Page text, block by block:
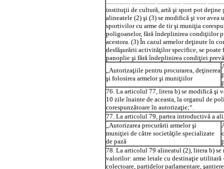
instituţii de cultură, artă şi sport pot deţine
alineatele (2) şi (3) se modifică şi vor
sportivilor cu arme de tir şi muniţia
poligoanelor, fără îndeplinirea condiţiilor
acestora. (3) În cazul armelor deţinute în
desfăşurării activităţilor specifice, se
panoplie şi fără îndeplinirea condiţiei
„Autorizaţiile pentru procurarea, deţinerea
şi folosirea armelor şi muniţiilor
76. La articolul 77, litera b) se modifică şi
10 zile înainte de aceasta, la organul de
corespunzătoare în autorizaţie;“.
77. La articolul 79, partea introductivă a
„Autorizarea procurării armelor şi
muniţiei de către societăţile specializate
de pază
78. La articolul 79 alineatul (2), litera b)
valorilor: arme letale cu destinaţie utilitară
colectoare, partidelor parlamentare,